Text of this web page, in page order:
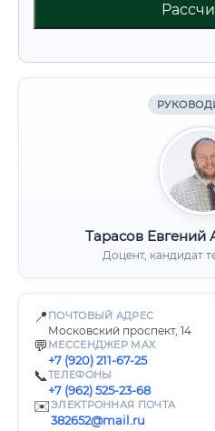
Тарасов Евгений
Доцент, кандидат
📍 ПОЧТОВЫЙ АДРЕС
Московский проспект, 14
💬 МЕССЕНДЖЕР MAX
+7 (920) 211-67-25
📞ТЕЛЕФОНЫ
+7 (962) 525-23-68
✉️ЭЛЕКТРОННАЯ ПОЧТА
382652@mail.ru